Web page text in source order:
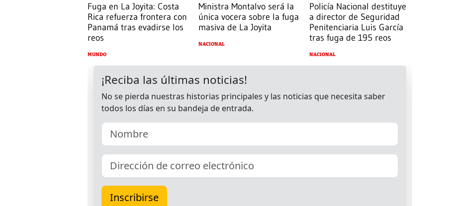
Fuga en La Joyita: Costa
Rica refuerza frontera con
Panamá tras evadirse los
reos
MUNDO
Ministra Montalvo será la
única vocera sobre la fuga
masiva de La Joyita
NACIONAL
Policía Nacional destituye
a director de Seguridad
Penitenciaria Luis García
tras fuga de 195 reos
NACIONAL